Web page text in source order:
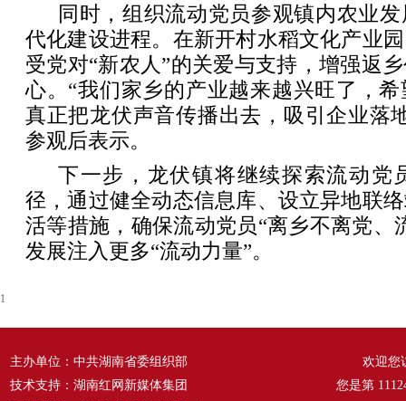
同时，组织流动党员参观镇内农业
代化建设进程。在新开村水稻文化产业
受党对“新农人”的关爱与支持，增强返
心。“我们家乡的产业越来越兴旺了，
真正把龙伏声音传播出去，吸引企业落
参观后表示。
下一步，龙伏镇将继续探索流动党
径，通过健全动态信息库、设立异地联
活等措施，确保流动党员“离乡不离党、
发展注入更多“流动力量”。
1
主办单位：中共湖南省委组织部
技术支持：湖南红网新媒体集团
欢迎您
您是第